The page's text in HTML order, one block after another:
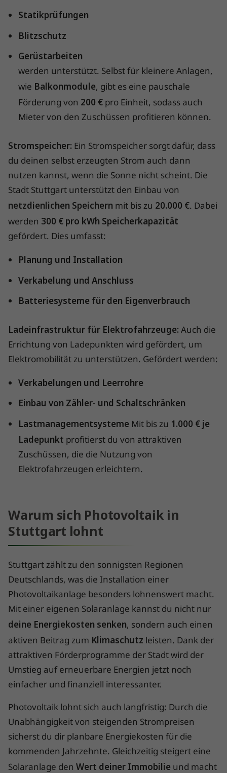
Statikprüfungen
Blitzschutz
Gerüstarbeiten
werden unterstützt. Selbst für kleinere Anlagen,
wie Balkonmodule, gibt es eine pauschale
Förderung von 200 € pro Einheit, sodass auch
Mieter von den Zuschüssen profitieren können.
Stromspeicher: Ein Stromspeicher sorgt dafür, dass
du deinen selbst erzeugten Strom auch dann
nutzen kannst, wenn die Sonne nicht scheint. Die
Stadt Stuttgart unterstützt den Einbau von
netzdienlichen Speichern mit bis zu 20.000 €. Dabei
werden 300 € pro kWh Speicherkapazität
gefördert. Dies umfasst:
Planung und Installation
Verkabelung und Anschluss
Batteriesysteme für den Eigenverbrauch
Ladeinfrastruktur für Elektrofahrzeuge: Auch die
Errichtung von Ladepunkten wird gefördert, um
Elektromobilität zu unterstützen. Gefördert werden:
Verkabelungen und Leerrohre
Einbau von Zähler- und Schaltschränken
Lastmanagementsysteme Mit bis zu 1.000 € je
Ladepunkt profitierst du von attraktiven
Zuschüssen, die die Nutzung von
Elektrofahrzeugen erleichtern.
Warum sich Photovoltaik in
Stuttgart lohnt
Stuttgart zählt zu den sonnigsten Regionen
Deutschlands, was die Installation einer
Photovoltaikanlage besonders lohnenswert macht.
Mit einer eigenen Solaranlage kannst du nicht nur
deine Energiekosten senken, sondern auch einen
aktiven Beitrag zum Klimaschutz leisten. Dank der
attraktiven Förderprogramme der Stadt wird der
Umstieg auf erneuerbare Energien jetzt noch
einfacher und finanziell interessanter.
Photovoltaik lohnt sich auch langfristig: Durch die
Unabhängigkeit von steigenden Strompreisen
sicherst du dir planbare Energiekosten für die
kommenden Jahrzehnte. Gleichzeitig steigert eine
Solaranlage den Wert deiner Immobilie und macht